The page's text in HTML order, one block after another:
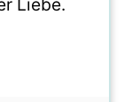
Liebe.